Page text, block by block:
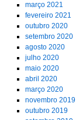
março 2021
fevereiro 2021
outubro 2020
setembro 2020
agosto 2020
julho 2020
maio 2020
abril 2020
março 2020
novembro 2019
outubro 2019